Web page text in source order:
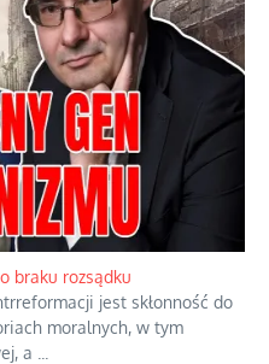
braku rozsądku
jest skłonność do
moralnych, w tym
a